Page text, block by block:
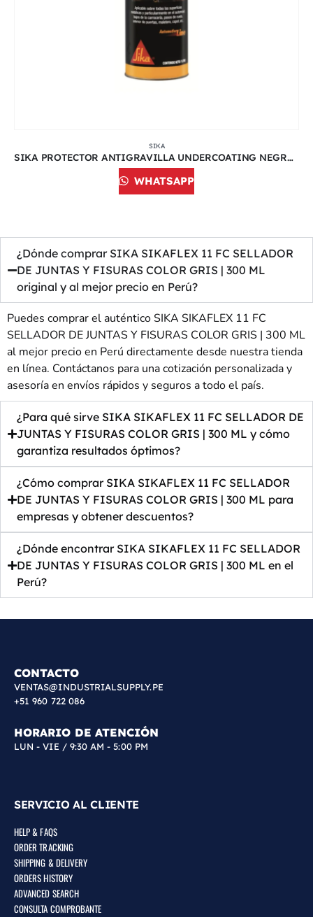
SIKA
SIKA PROTECTOR ANTIGRAVILLA UNDERCOATING NEGRO | 1 LITRO
WHATSAPP
¿Dónde comprar SIKA SIKAFLEX 11 FC SELLADOR
DE JUNTAS Y FISURAS COLOR GRIS | 300 ML
original y al mejor precio en Perú?
Puedes comprar el auténtico SIKA SIKAFLEX 11 FC
SELLADOR DE JUNTAS Y FISURAS COLOR GRIS | 300 ML
al mejor precio en Perú directamente desde nuestra tienda
en línea. Contáctanos para una cotización personalizada y
asesoría en envíos rápidos y seguros a todo el país.
¿Para qué sirve SIKA SIKAFLEX 11 FC SELLADOR DE
JUNTAS Y FISURAS COLOR GRIS | 300 ML y cómo
garantiza resultados óptimos?
¿Cómo comprar SIKA SIKAFLEX 11 FC SELLADOR
DE JUNTAS Y FISURAS COLOR GRIS | 300 ML para
empresas y obtener descuentos?
¿Dónde encontrar SIKA SIKAFLEX 11 FC SELLADOR
DE JUNTAS Y FISURAS COLOR GRIS | 300 ML en el
Perú?
CONTACTO
VENTAS@INDUSTRIALSUPPLY.PE
+51 960 722 086
HORARIO DE ATENCIÓN
LUN - VIE / 9:30 AM - 5:00 PM
SERVICIO AL CLIENTE
HELP & FAQS
ORDER TRACKING
SHIPPING & DELIVERY
ORDERS HISTORY
ADVANCED SEARCH
CONSULTA COMPROBANTE